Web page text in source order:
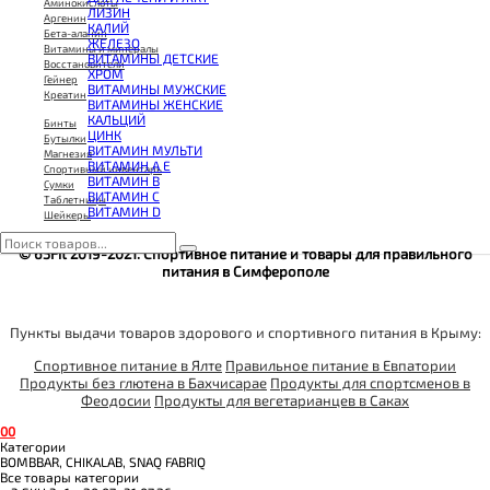
КРЕАТИН
ПОЛЕЗНЫЕ ЖИРЫ
ПРОТЕИН
ПРОТЕИНОВОЕ ПЕЧЕНЬЕ
ПРОТЕИНОВЫЕ БАТОНЧИКИ
ПРОТЕИНОВЫЕ КАШИ
ТЕСТОБУСТЕРЫ
ЦИТРУЛЛИН МАЛАТ
ПРЕДТРЕНИРОВОЧНЫЕ КОМПЛЕКСЫ
ЭНЕРГЕТИКИ И ЖИРОСЖИГАТЕЛИ#
ЛИЗИН
КАЛИЙ
ЖЕЛЕЗО
ВИТАМИНЫ ДЕТСКИЕ
ХРОМ
ВИТАМИНЫ МУЖСКИЕ
ВИТАМИНЫ ЖЕНСКИЕ
КАЛЬЦИЙ
ЦИНК
ВИТАМИН МУЛЬТИ
ВИТАМИН A E
ВИТАМИН B
ВИТАМИН C
ВИТАМИН D
Аргенин
Бета-аланин
Витамины и минералы
Восстановители
Гейнер
Креатин
Бинты
Бутылки
Магнезия
Спортивный инвентарь
Сумки
Таблетницы
Шейкеры
© 65Fit 2019-2021. Спортивное питание и товары для правильного
питания в Симферополе
Пункты выдачи товаров здорового и спортивного питания в Крыму:
Спортивное питание в Ялте Правильное питание в Евпатории
Продукты без глютена в Бахчисарае Продукты для спортсменов в
Феодосии Продукты для вегетарианцев в Саках
00
Категории
BOMBBAR, CHIKALAB, SNAQ FABRIQ
Все товары категории